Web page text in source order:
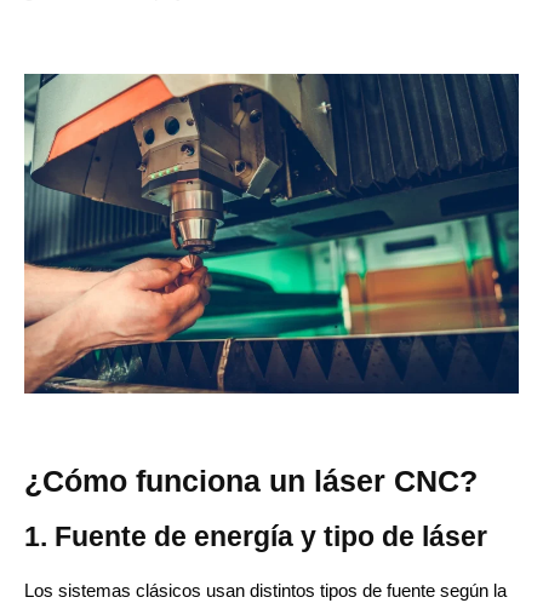
¿Cómo funciona un láser CNC?
1. Fuente de energía y tipo de láser
Los sistemas clásicos usan distintos tipos de fuente según la